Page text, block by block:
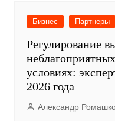
Регулирование
условиях:
2026 года
Александр